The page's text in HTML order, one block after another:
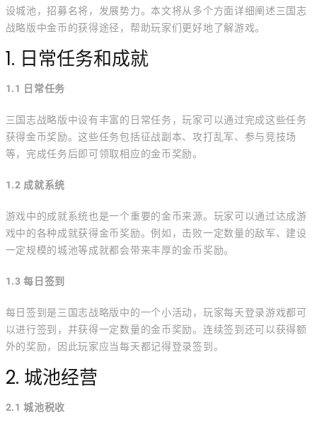
设城池，招募名将，发展势力。本文将从多个方面详细阐述三国志
战略版中金币的获得途径，帮助玩家们更好地了解游戏。
1. 日常任务和成就
1.1 日常任务
三国志战略版中设有丰富的日常任务，玩家可以通过完成这些任务
获得金币奖励。这些任务包括征战副本、攻打乱军、参与竞技场
等，完成任务后即可领取相应的金币奖励。
1.2 成就系统
游戏中的成就系统也是一个重要的金币来源。玩家可以通过达成游
戏中的各种成就获得金币奖励。例如，击败一定数量的敌军、建设
一定规模的城池等成就都会带来丰厚的金币奖励。
1.3 每日签到
每日签到是三国志战略版中的一个小活动，玩家每天登录游戏都可
以进行签到，并获得一定数量的金币奖励。连续签到还可以获得额
外的奖励，因此玩家应当每天都记得登录签到。
2. 城池经营
2.1 城池税收